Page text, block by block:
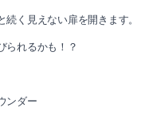
く見えない扉を開きます。
られるかも！？
ンダー